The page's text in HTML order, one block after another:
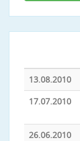
13.08.2010
17.07.2010
26.06.2010